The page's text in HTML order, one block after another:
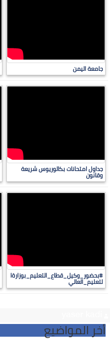
جامعة اليمن
جداول امتحانات بكالوريوس شريعة
وقانون
#بحضور_وكيل_قطاع_التعليم_بوزارةا
لتعليم_العالي
أخر المواضيع